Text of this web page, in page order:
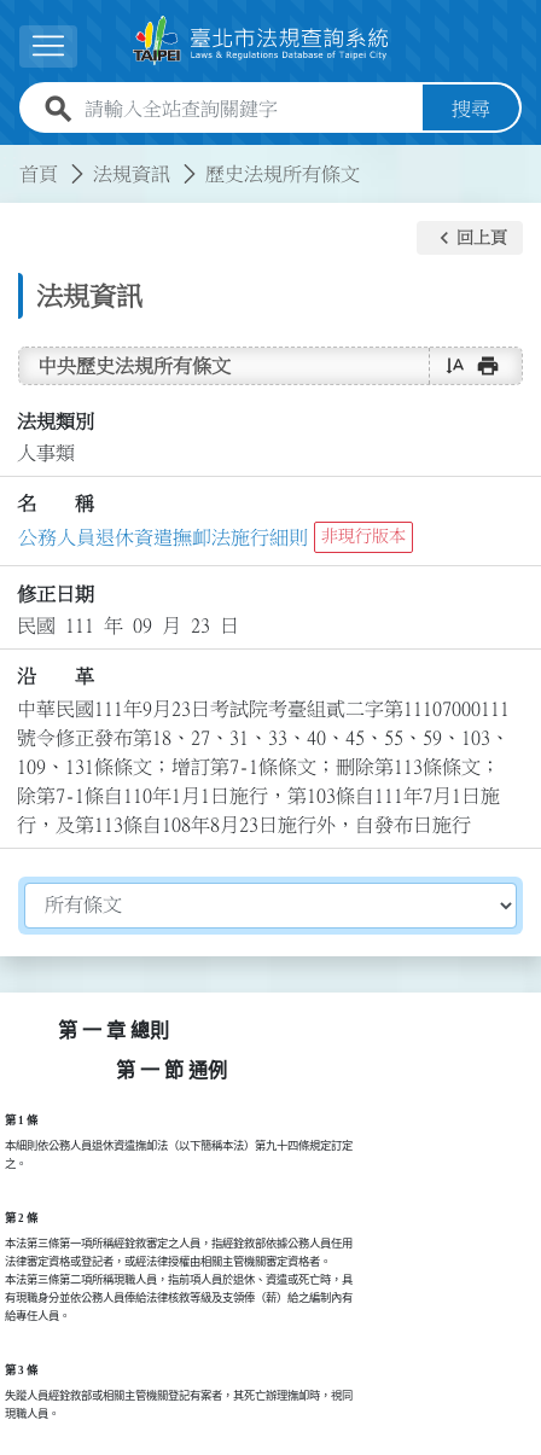
展開選單
全站查詢關鍵字欄位 搜尋
首頁 法規資訊 歷史法規所有條文
法規資訊
keyboard_arrow_left 回上頁
中央歷史法規所有條文 text_rotate_vertical print
法規類別
人事類
名 稱
公務人員退休資遣撫卹法施行細則
非現行版本
修正日期
民國 111 年 09 月 23 日
沿 革
中華民國111年9月23日考試院考臺組貳二字第11107000111
號令修正發布第18、27、31、33、40、45、55、59、103、
109、131條條文；增訂第7-1條條文；刪除第113條條文；
除第7-1條自110年1月1日施行，第103條自111年7月1日施
行，及第113條自108年8月23日施行外，自發布日施行
切換選擇法規資訊內容
第 一 章 總則
第 一 節 通例
第 1 條
本細則依公務人員退休資遣撫卹法（以下簡稱本法）第九十四條規定訂定
之。
第 2 條
本法第三條第一項所稱經銓敘審定之人員，指經銓敘部依據公務人員任用
法律審定資格或登記者，或經法律授權由相關主管機關審定資格者。
本法第三條第二項所稱現職人員，指前項人員於退休、資遣或死亡時，具
有現職身分並依公務人員俸給法律核敘等級及支領俸（薪）給之編制內有
給專任人員。
第 3 條
失蹤人員經銓敘部或相關主管機關登記有案者，其死亡辦理撫卹時，視同
現職人員。